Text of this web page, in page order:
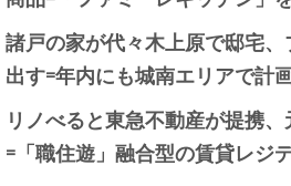
諸戸の家が代々木上原で邸宅
出す=年内にも城南エリアで計
リノべると東急不動産が提携
=「職住遊」融合型の賃貸レジ